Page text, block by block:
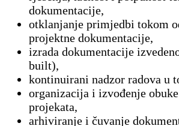
dokumentacije,
otklanjanje primjedbi tokom
projektne dokumentacije,
izrada dokumentacije
built),
kontinuirani nadzor radova u
organizacija i izvođenje
projekata,
arhiviranje i čuvanje